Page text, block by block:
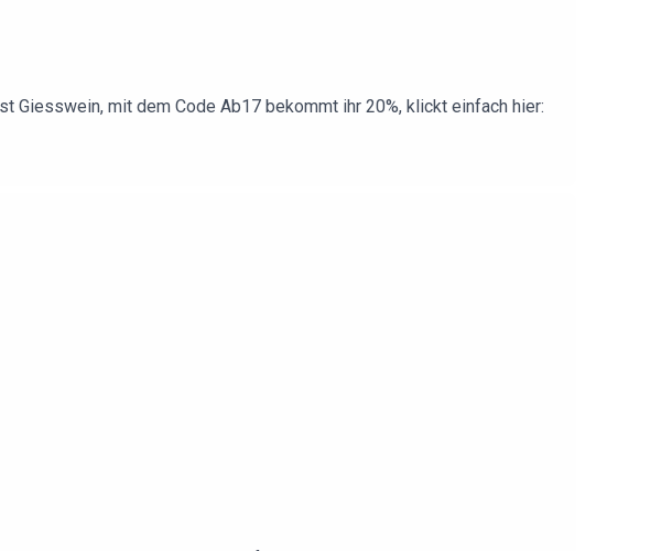
Giesswein, mit dem Code Ab17 bekommt ihr 20%, klickt einfach hier: